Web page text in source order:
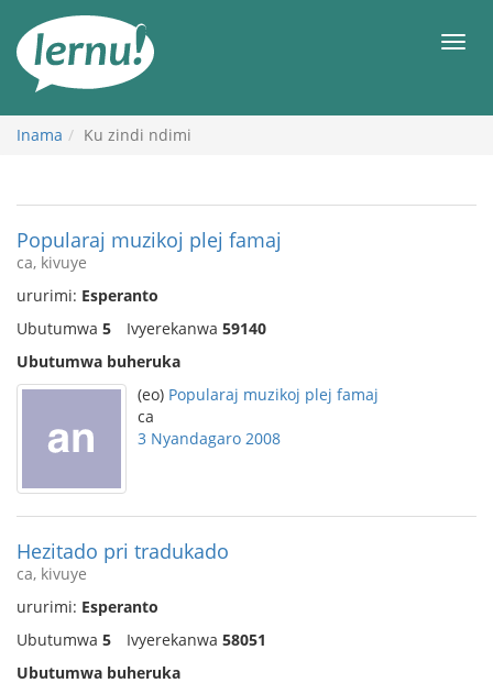
rupapuro
rw'ibirimwo
Inama Ku zindi ndimi
Popularaj muzikoj plej famaj
ca, kivuye
ururimi: Esperanto
Ubutumwa 5 Ivyerekanwa 59140
Ubutumwa buheruka
(eo) Popularaj muzikoj plej famaj
ca
3 Nyandagaro 2008
Hezitado pri tradukado
ca, kivuye
ururimi: Esperanto
Ubutumwa 5 Ivyerekanwa 58051
Ubutumwa buheruka